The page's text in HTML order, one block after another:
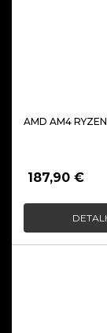
AMD AM4
187,90 €